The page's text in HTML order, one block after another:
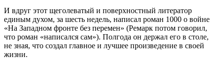
И вдруг этот щеголеватый и поверхностный литератор
единым духом, за шесть недель, написал роман 1000 о войне
«На Западном фронте без перемен» (Ремарк потом говорил,
что роман «написался сам»). Полгода он держал его в столе,
не зная, что создал главное и лучшее произведение в своей
жизни.